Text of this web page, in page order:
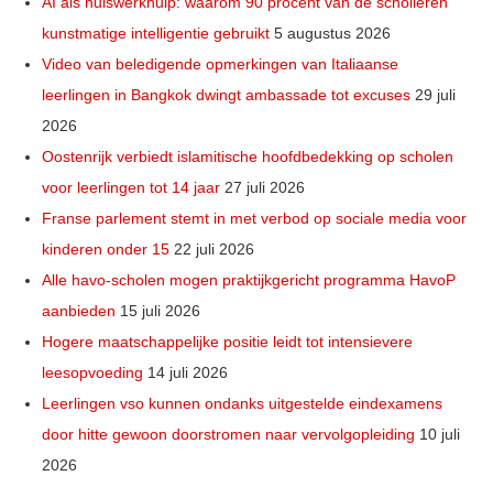
kunstmatige intelligentie gebruikt 5 augustus 2026
Video van beledigende opmerkingen van Italiaanse
leerlingen in Bangkok dwingt ambassade tot excuses 29 juli
2026
Oostenrijk verbiedt islamitische hoofdbedekking op scholen
voor leerlingen tot 14 jaar 27 juli 2026
Franse parlement stemt in met verbod op sociale media voor
kinderen onder 15 22 juli 2026
Alle havo-scholen mogen praktijkgericht programma HavoP
aanbieden 15 juli 2026
Hogere maatschappelijke positie leidt tot intensievere
leesopvoeding 14 juli 2026
Leerlingen vso kunnen ondanks uitgestelde eindexamens
door hitte gewoon doorstromen naar vervolgopleiding 10 juli
2026